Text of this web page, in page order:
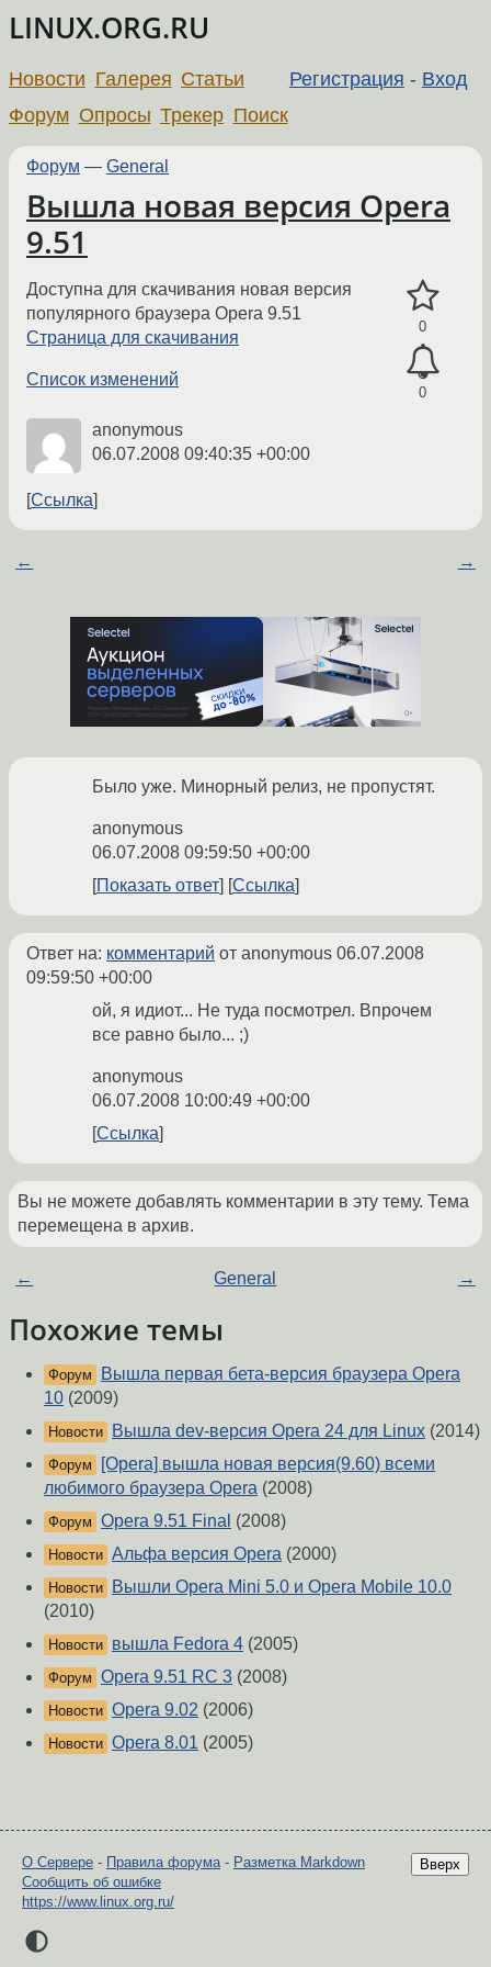
LINUX.ORG.RU
Регистрация - Вход
Новости Галерея Статьи
Форум Опросы Трекер Поиск
Форум — General
Вышла новая версия Opera
9.51
0
0
Доступна для скачивания новая версия
популярного браузера Opera 9.51
Страница для скачивания
Список изменений
anonymous
06.07.2008 09:40:35 +00:00
Ссылка
← →
Было уже. Минорный релиз, не пропустят.
anonymous
06.07.2008 09:59:50 +00:00
Показать ответ
Ссылка
Ответ на: комментарий от anonymous 06.07.2008
09:59:50 +00:00
ой, я идиот... Не туда посмотрел. Впрочем
все равно было... ;)
anonymous
06.07.2008 10:00:49 +00:00
Ссылка
Вы не можете добавлять комментарии в эту тему. Тема
перемещена в архив.
← General →
Похожие темы
Форум
Вышла первая бета-версия браузера Opera
10 (2009)
Новости Вышла dev-версия Opera 24 для Linux (2014)
Форум
[Opera] вышла новая версия(9.60) всеми
любимого браузера Opera (2008)
Форум Opera 9.51 Final (2008)
Новости Альфа версия Opera (2000)
Новости
Вышли Opera Mini 5.0 и Opera Mobile 10.0
(2010)
Новости вышла Fedora 4 (2005)
Форум Opera 9.51 RC 3 (2008)
Новости Opera 9.02 (2006)
Новости Opera 8.01 (2005)
Вверх
О Сервере - Правила форума- Разметка Markdown
Сообщить об ошибке
https://www.linux.org.ru/